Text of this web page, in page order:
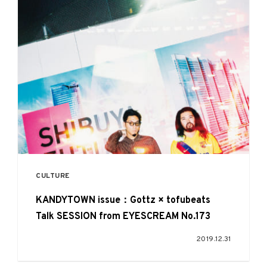
CULTURE
KANDYTOWN issue：Gottz × tofubeats
Talk SESSION from EYESCREAM No.173
2019.12.31